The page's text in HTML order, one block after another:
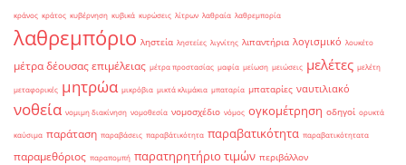
κράνος κράτος κυβέρνηση κυβικά κυρώσεις λίτρων λαθραία λαθρεμπορία
λαθρεμπόριο ληστεία ληστείες λιγνίτης λιπαντήρια λογισμικό λουκέτο
μέτρα δέουσας επιμέλειας μέτρα προστασίας μαφία μείωση μειώσεις μελέτες μελέτη
μεταφορικές μητρώα μικρόβια μικτά κλιμάκια μπαταρία μπαταρίες ναυτιλιακό
νοθεία νομιμη διακίνηση νομοθεσία νομοσχέδιο νόμος ογκομέτρηση οδηγοί ορυκτά
καύσιμα παράταση παραβάσεις παραβάτικότητα παραβατικότητα παραβατικότητατα
παραμεθόριος παραπομπή παρατηρητήριο τιμών περιβάλλον